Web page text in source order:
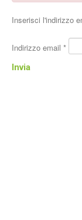
Inserisci l'indirizzo
Indirizzo email *
Invia